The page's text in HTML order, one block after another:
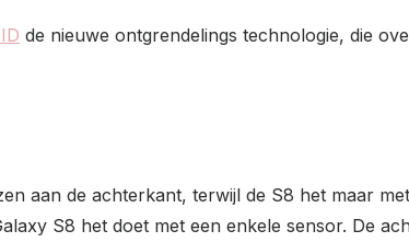
de nieuwe ontgrendelings technologie, die
aan de achterkant, terwijl de S8 het maar
S8 het doet met een enkele sensor. De